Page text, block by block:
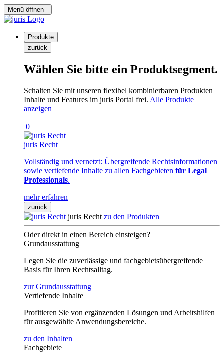
Menü öffnen
Produkte
zurück
Wählen Sie bitte ein Produktsegment.
Schalten Sie mit unseren flexibel kombinierbaren Produkten
Inhalte und Features im juris Portal frei. Alle Produkte
anzeigen
0
juris Recht
Vollständig und vernetzt: Übergreifende Rechtsinformationen
sowie vertiefende Inhalte zu allen Fachgebieten für Legal
Professionals.
mehr erfahren
zurück
juris Recht zu den Produkten
Oder direkt in einen Bereich einsteigen?
Grundausstattung
Legen Sie die zuverlässige und fachgebietsübergreifende
Basis für Ihren Rechtsalltag.
zur Grundausstattung
Vertiefende Inhalte
Profitieren Sie von ergänzenden Lösungen und Arbeitshilfen
für ausgewählte Anwendungsbereiche.
zu den Inhalten
Fachgebiete